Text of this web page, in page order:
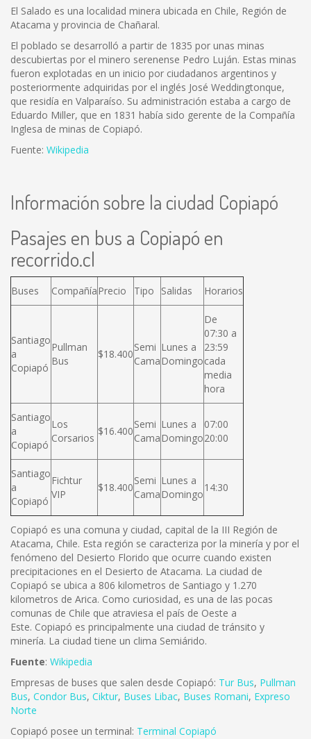
El Salado es una localidad minera ubicada en Chile, Región de
Atacama y provincia de Chañaral.
El poblado se desarrolló a partir de 1835 por unas minas
descubiertas por el minero serenense Pedro Luján. Estas minas
fueron explotadas en un inicio por ciudadanos argentinos y
posteriormente adquiridas por el inglés José Weddingtonque,
que residía en Valparaíso. Su administración estaba a cargo de
Eduardo Miller, que en 1831 había sido gerente de la Compañía
Inglesa de minas de Copiapó.
Fuente: Wikipedia
Información sobre la ciudad Copiapó
Pasajes en bus a Copiapó en
recorrido.cl
Buses CompañíaPrecio Tipo Salidas Horarios
Santiago
a
Copiapó
Pullman
Bus
$18.400
Semi
Cama
Lunes a
Domingo
De
07:30 a
23:59
cada
media
hora
Santiago
a
Copiapó
Los
Corsarios
$16.400
Semi
Cama
Lunes a
Domingo
07:00
20:00
Santiago
a
Copiapó
Fichtur
VIP
$18.400
Semi
Cama
Lunes a
Domingo
14:30
Copiapó es una comuna y ciudad, capital de la III Región de
Atacama, Chile. Esta región se caracteriza por la minería y por el
fenómeno del Desierto Florido que ocurre cuando existen
precipitaciones en el Desierto de Atacama. La ciudad de
Copiapó se ubica a 806 kilometros de Santiago y 1.270
kilometros de Arica. Como curiosidad, es una de las pocas
comunas de Chile que atraviesa el país de Oeste a
Este. Copiapó es principalmente una ciudad de tránsito y
minería. La ciudad tiene un clima Semiárido.
Fuente: Wikipedia
Empresas de buses que salen desde Copiapó: Tur Bus, Pullman
Bus, Condor Bus, Ciktur, Buses Libac, Buses Romani, Expreso
Norte
Copiapó posee un terminal: Terminal Copiapó